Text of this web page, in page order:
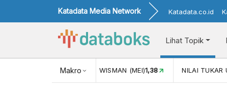
Katadata Media Network Katadata.co.id
Lihat Topik
Makro
KUNJUNGAN WISMAN (MEI) 1,38 NILAI TUKAR USD/IDR17.916